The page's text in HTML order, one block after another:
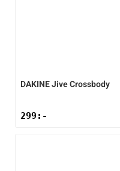
DAKINEJive Crossbody
299 :-